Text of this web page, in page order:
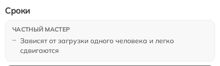
Зависят от загрузки одного человека и легко
сдвигаются
Сроки